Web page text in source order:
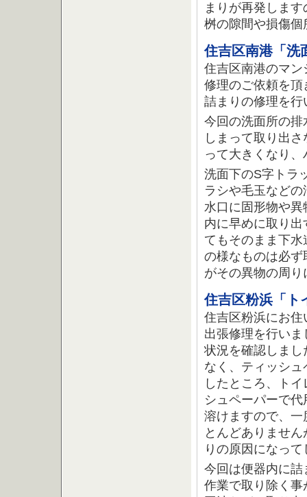
まりが再発しま
桝の隙間や損傷
住吉区南港「洗
住吉区南港のマ
修理のご依頼を
詰まりの修理を行
今回の洗面所の
しまって取り出
って大きくなり
洗面下のS字トラ
ラシや毛玉など
水口に固形物や
内に早めに取り
てもそのまま下
の様なものは必
がその異物の周
住吉区粉浜「ト
住吉区粉浜にお
出張修理を行い
状況を確認しま
なく、ティッシ
したところ、ト
シュペーパーで
溶けますので、
とんどありませ
りの原因になっ
今回は便器内に
作業で取り除く